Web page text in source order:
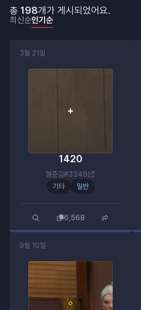
총 198개가 게시되었어요.
최신순인기순
3월 21일
1420
형준김#3349
기타
일반
6,568
9월 10일